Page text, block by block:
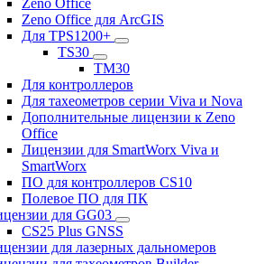
Zeno Office для ArcGIS
Для TPS1200+
TS30
TM30
Для контроллеров
Для тахеометров серии Viva и Nova
Дополнительные лицензии к Zeno
Office
Лицензии для SmartWorx Viva и
SmartWorx
ПО для контроллеров CS10
Полевое ПО для ПК
для GG03
CS25 Plus GNSS
для лазерных дальномеров